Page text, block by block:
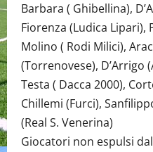
Barbara ( Ghibellina),
Fiorenza (Ludica Lipari),
Molino ( Rodi Milici),
(Torrenovese), D’Arrigo
Testa ( Dacca 2000),
Chillemi (Furci),
(Real S. Venerina)
Giocatori non espulsi